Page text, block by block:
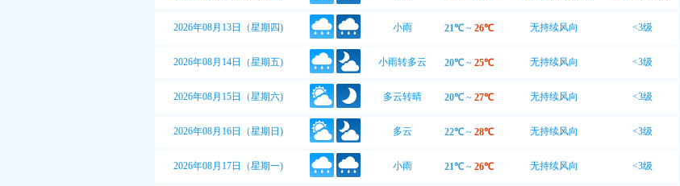
2026年08月13日（星期四) 小雨 21℃~ 26℃ 无持续风向 <3级
2026年08月14日（星期五) 小雨转多云 20℃~ 25℃ 无持续风向 <3级
2026年08月15日（星期六) 多云转晴 20℃~ 27℃ 无持续风向 <3级
2026年08月16日（星期日) 多云 22℃~ 28℃ 无持续风向 <3级
2026年08月17日（星期一) 小雨 21℃~ 26℃ 无持续风向 <3级